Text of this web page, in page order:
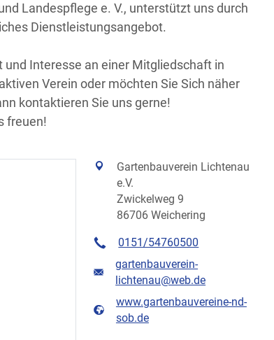
Landespflege e. V., unterstützt uns durch
Dienstleistungsangebot.
und Interesse an einer Mitgliedschaft in
Verein oder möchten Sie Sich näher
kontaktieren Sie uns gerne!
freuen!
Gartenbauverein Lichtenau
e.V.
Zwickelweg 9
86706 Weichering
0151/54760500
gartenbauverein-
lichtenau@web.de
www.gartenbauvereine-nd-
sob.de